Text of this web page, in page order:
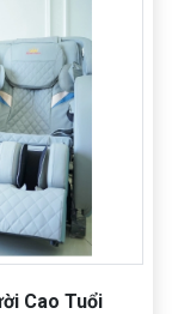
Cao Tuổi